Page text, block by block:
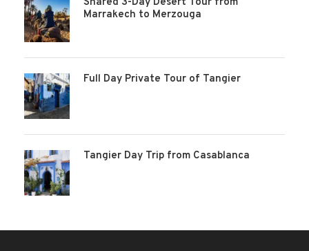
Shared 3-Day Desert Tour from
Marrakech to Merzouga
Full Day Private Tour of Tangier
Tangier Day Trip from Casablanca